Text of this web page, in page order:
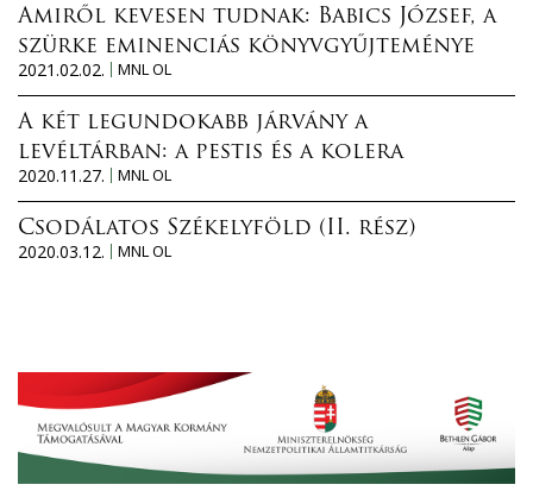
Amiről kevesen tudnak: Babics József, a
szürke eminenciás könyvgyűjteménye
2021.02.02.
MNL OL
A két legundokabb járvány a
levéltárban: a pestis és a kolera
2020.11.27.
MNL OL
Csodálatos Székelyföld (II. rész)
2020.03.12.
MNL OL